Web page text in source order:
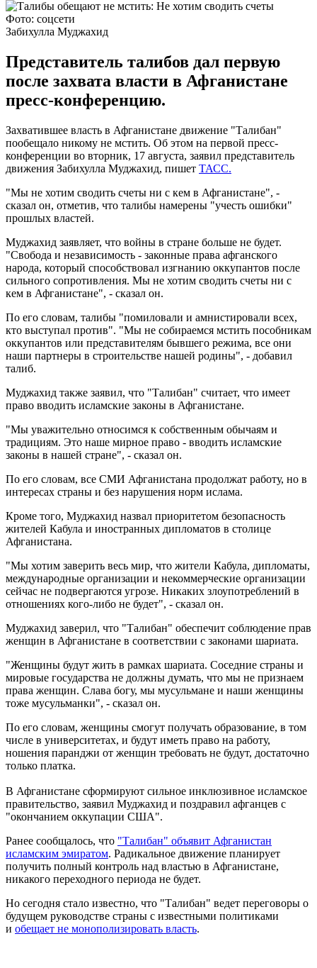
Фото: соцсети
Забихулла Муджахид
Представитель талибов дал первую
после захвата власти в Афганистане
пресс-конференцию.
Захватившее власть в Афганистане движение "Талибан"
пообещало никому не мстить. Об этом на первой пресс-
конференции во вторник, 17 августа, заявил представитель
движения Забихулла Муджахид, пишет ТАСС.
"Мы не хотим сводить счеты ни с кем в Афганистане", -
сказал он, отметив, что талибы намерены "учесть ошибки"
прошлых властей.
Муджахид заявляет, что войны в стране больше не будет.
"Свобода и независимость - законные права афганского
народа, который способствовал изгнанию оккупантов после
сильного сопротивления. Мы не хотим сводить счеты ни с
кем в Афганистане", - сказал он.
По его словам, талибы "помиловали и амнистировали всех,
кто выступал против". "Мы не собираемся мстить пособникам
оккупантов или представителям бывшего режима, все они
наши партнеры в строительстве нашей родины", - добавил
талиб.
Муджахид также заявил, что "Талибан" считает, что имеет
право вводить исламские законы в Афганистане.
"Мы уважительно относимся к собственным обычаям и
традициям. Это наше мирное право - вводить исламские
законы в нашей стране", - сказал он.
По его словам, все СМИ Афганистана продолжат работу, но в
интересах страны и без нарушения норм ислама.
Кроме того, Муджахид назвал приоритетом безопасность
жителей Кабула и иностранных дипломатов в столице
Афганистана.
"Мы хотим заверить весь мир, что жители Кабула, дипломаты,
международные организации и некоммерческие организации
сейчас не подвергаются угрозе. Никаких злоупотреблений в
отношениях кого-либо не будет", - сказал он.
Муджахид заверил, что "Талибан" обеспечит соблюдение прав
женщин в Афганистане в соответствии с законами шариата.
"Женщины будут жить в рамках шариата. Соседние страны и
мировые государства не должны думать, что мы не признаем
права женщин. Слава богу, мы мусульмане и наши женщины
тоже мусульманки", - сказал он.
По его словам, женщины смогут получать образование, в том
числе в университетах, и будут иметь право на работу,
ношения паранджи от женщин требовать не будут, достаточно
только платка.
В Афганистане сформируют сильное инклюзивное исламское
правительство, заявил Муджахид и поздравил афганцев с
"окончанием оккупации США".
Ранее сообщалось, что "Талибан" объявит Афганистан
исламским эмиратом. Радикальное движение планирует
получить полный контроль над властью в Афганистане,
никакого переходного периода не будет.
Но сегодня стало известно, что "Талибан" ведет переговоры о
будущем руководстве страны с известными политиками
и обещает не монополизировать власть.